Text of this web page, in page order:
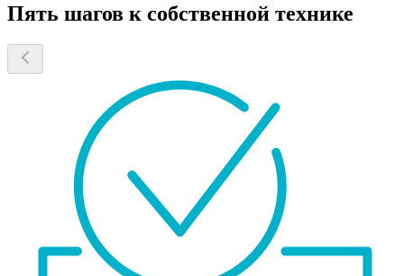
Пять шагов к собственной технике